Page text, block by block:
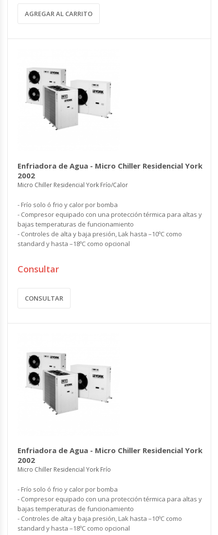
AGREGAR AL CARRITO
Enfriadora de Agua - Micro Chiller Residencial York
2002
Micro Chiller Residencial York Frío/Calor
- Frío solo ó frio y calor por bomba
- Compresor equipado con una protección térmica para altas y
bajas temperaturas de funcionamiento
- Controles de alta y baja presión, Lak hasta –10ºC como
standard y hasta –18ºC como opcional
Consultar
CONSULTAR
Enfriadora de Agua - Micro Chiller Residencial York
2002
Micro Chiller Residencial York Frío
- Frío solo ó frio y calor por bomba
- Compresor equipado con una protección térmica para altas y
bajas temperaturas de funcionamiento
- Controles de alta y baja presión, Lak hasta –10ºC como
standard y hasta –18ºC como opcional